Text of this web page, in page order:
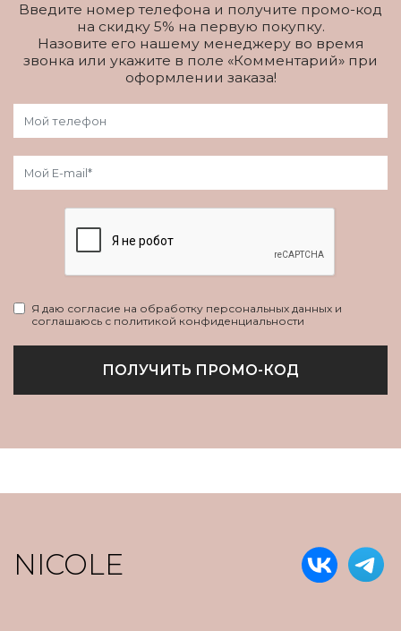
Введите номер телефона и получите промо-код
на скидку 5% на первую покупку.
Назовите его нашему менеджеру во время
звонка или укажите в поле «Комментарий» при
оформлении заказа!
Я даю согласие на обработку персональных данных и
соглашаюсь с политикой конфиденциальности
ПОЛУЧИТЬ ПРОМО-КОД
NICOLE